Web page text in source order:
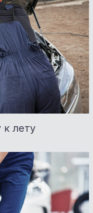
лету